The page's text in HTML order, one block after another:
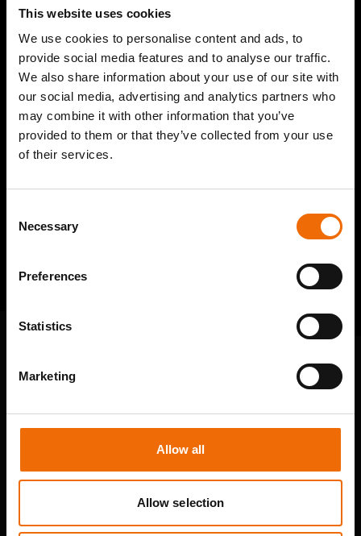
This website uses cookies
We use cookies to personalise content and ads, to
provide social media features and to analyse our traffic.
We also share information about your use of our site with
our social media, advertising and analytics partners who
may combine it with other information that you’ve
provided to them or that they’ve collected from your use
of their services.
Selection
Necessary
Preferences
Statistics
Marketing
Allow all
Allow selection
SHOWROOM BEZOEKEN
Wil je dit ook?
Benieuwd naar materialen, details of maatwerkopties?
Onze specialisten helpen je graag verder in één van onze
showrooms. Liever direct advies? Plan eenvoudig een
gesprek op locatie of online.
Afspraak maken